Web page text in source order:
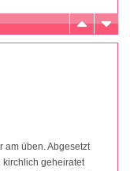
am üben. Abgesetzt
kirchlich geheiratet